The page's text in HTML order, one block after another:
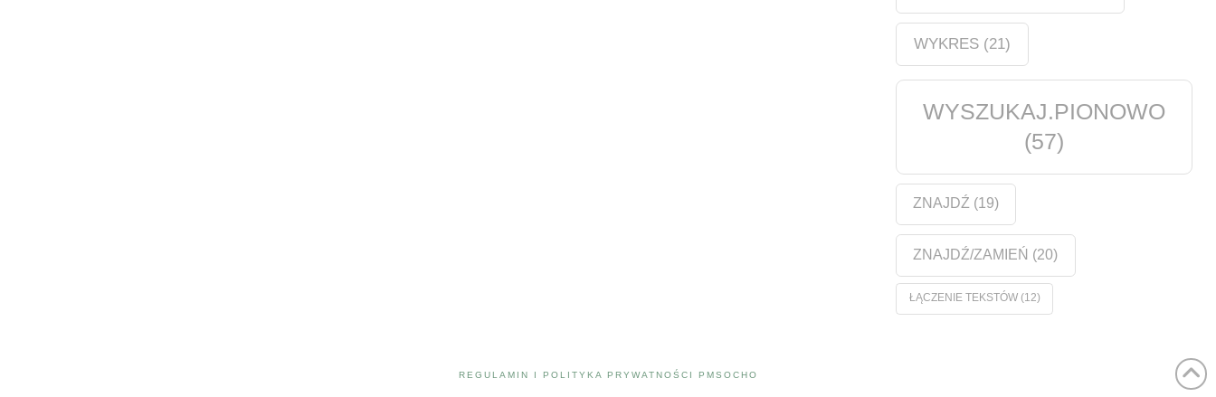
WYKRES(21)
WYSZUKAJ.PIONOWO
(57)
ZNAJDŹ (19)
ZNAJDŹ/ZAMIEŃ (20)
ŁĄCZENIE TEKSTÓW(12)
REGULAMIN I POLITYKA PRYWATNOŚCI PMSOCHO